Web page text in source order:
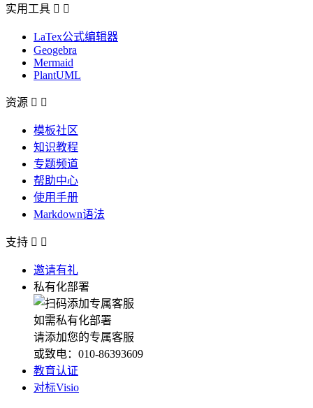
实用工具  
LaTex公式编辑器
Geogebra
Mermaid
PlantUML
资源  
模板社区
知识教程
专题频道
帮助中心
使用手册
Markdown语法
支持  
邀请有礼
私有化部署
如需私有化部署
请添加您的专属客服
或致电：010-86393609
教育认证
对标Visio